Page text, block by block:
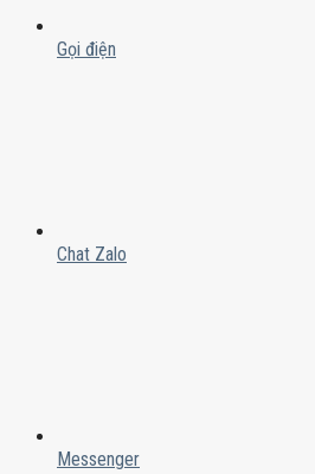
Gọi điện
Chat Zalo
Messenger